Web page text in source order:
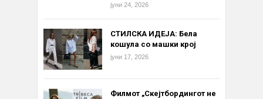
јуни 24, 2026
СТИЛСКА ИДЕЈА: Бела
кошула со машки крој
јуни 17, 2026
Филмот „Скејтбордингот не